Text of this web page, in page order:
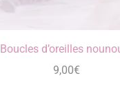
Boucles d’oreilles
9,00€